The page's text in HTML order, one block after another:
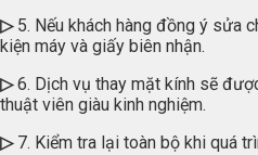
▷5. Nếu khách hàng đồng ý sửa
kiện máy và giấy biên nhận.
▷6. Dịch vụ thay mặt kính sẽ
thuật viên giàu kinh nghiệm.
▷7. Kiểm tra lại toàn bộ khi quá